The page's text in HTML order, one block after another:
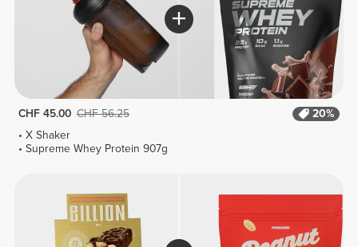
CHF 45.00 CHF 56.25
20%
X Shaker
Supreme Whey Protein 907g